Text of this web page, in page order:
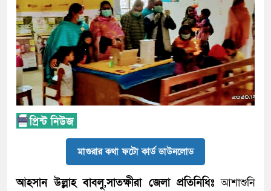
মাগুরার কথা ফটো কার্ড ডাউনলোড
আহসান উল্লাহ বাবলু,সাতক্ষীরা জেলা প্রতিনিধিঃআশাশুনি